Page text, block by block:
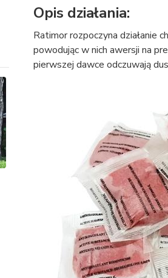
Opis działania:
Ratimor rozpoczyna działanie
powodując w nich awersji na
pierwszej dawce odczuwają